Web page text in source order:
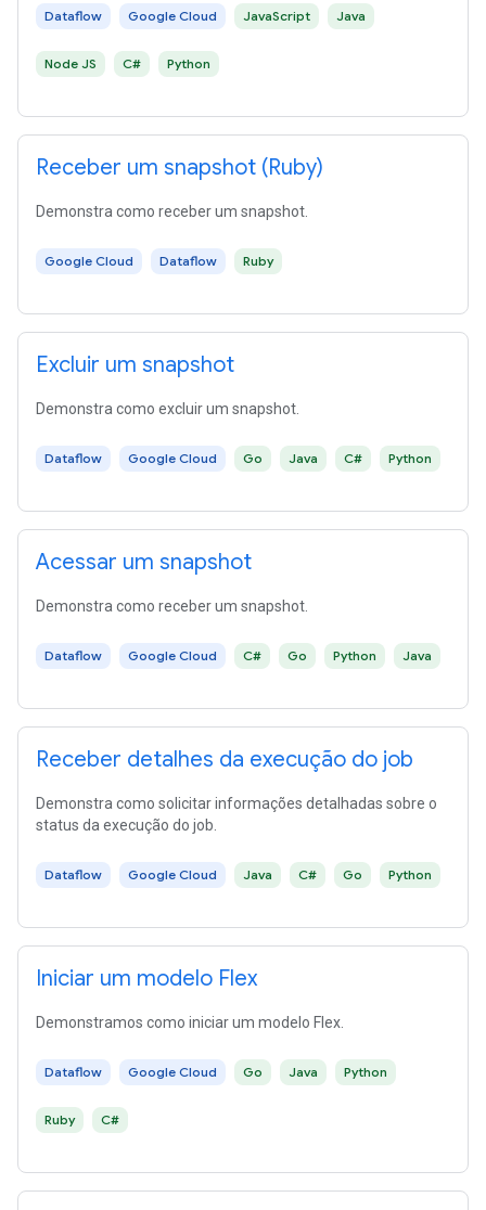
Dataflow Google Cloud JavaScript Java
Node JS C# Python
Receber um snapshot (Ruby)
Demonstra como receber um snapshot.
Google Cloud Dataflow Ruby
Excluir um snapshot
Demonstra como excluir um snapshot.
Dataflow Google Cloud Go Java C# Python
Acessar um snapshot
Demonstra como receber um snapshot.
Dataflow Google Cloud C# Go Python Java
Receber detalhes da execução do job
Demonstra como solicitar informações detalhadas sobre o
status da execução do job.
Dataflow Google Cloud Java C# Go Python
Iniciar um modelo Flex
Demonstramos como iniciar um modelo Flex.
Dataflow Google Cloud Go Java Python
Ruby C#